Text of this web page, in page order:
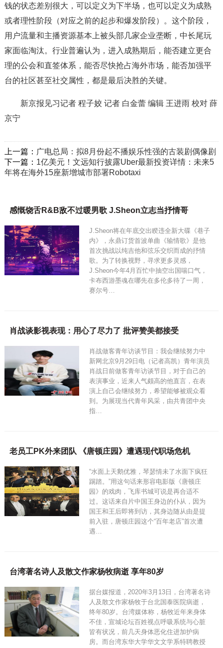
钱的状态差别很大，可以定义为下半场，也可以定义为成熟
或者理性阶段（对应之前的起步和爆发阶段）。这个阶段，
用户流量和主播资源基本上被头部几家企业垄断，中长尾玩
家面临淘汰。行业普遍认为，进入成熟期后，能否建立更合
理的公会和直签体系，能否尽快抢占海外市场，能否加强平
台的社区甚至社交属性，都是最后决胜的关键。
新京报见习记者 程子姣 记者 白金蕾 编辑 王进雨 校对 薛
京宁
上一篇： 广电总局：拟8月份起不播娱乐性强的古装剧偶像剧
下一篇： 1亿美元！文远知行披露Uber最新投资详情：未来5
年将在海外15座新增城市部署Robotaxi
感慨饶舌R&B敌不过暖男歌 J.Sheon立志当抒情哥
J.Sheon将在年底交出睽违全新大碟《巷子
内》，永鼎订货首波单曲《输情歌》是他
首次挑战以纯吉他和弦乐交织而成的抒情
歌。为了转换视野，寻求更多灵感，
J.Sheon今年4月百忙中抽空出国喘口气，
卡布西游墨魂在哪先在多伦多待了一周，
赛尔号…
肖战谈影视表现：用心了尽力了 批评赞美都接受
肖战做客青年访谈节目：我会继续努力中
新网北京9月29日电（记者高凯）青年演员
肖战日前做客青年访谈节目，对于自己的
表演事业，近来人气颇高的他直言，在表
演上自己会继续努力，希望能够被观众看
到。为展现当代青年风采，由共青团中央
指…
老员工PK外来团队 《唐顿庄园》遭遇现代职场危机
“水面上天鹅优雅，琴瑟情未了水面下疯狂
踢踏。”用这句话来形容电影版《唐顿庄
园》的戏肉，飞库书城可说是再合适不
过。这话来自片中国王身边的仆从，因为
国王和王后即将到访，其身边随从由是提
前入驻，唐顿庄园这个“百年老店”首次遭
遇…
台湾著名诗人及散文作家杨牧病逝 享年80岁
据台媒报道，2020年3月13日，台湾著名诗
人及散文作家杨牧于台北国泰医院病逝，
终年80岁。台湾媒体称，杨牧近年来身体
不佳，宣城论坛百姓视点呼吸系统与心脏
皆有状况，前几天身体恶化住进加护病
房。而台湾东华大学华文文学系特聘教授